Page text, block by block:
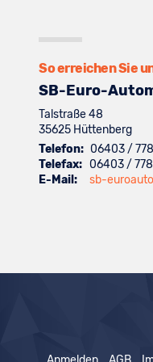
So erreichen Sie
SB-Euro-
Talstraße 48
35625 Hüttenberg
Telefon: 06403 /
Telefax: 06403 /
E-Mail:
sb-